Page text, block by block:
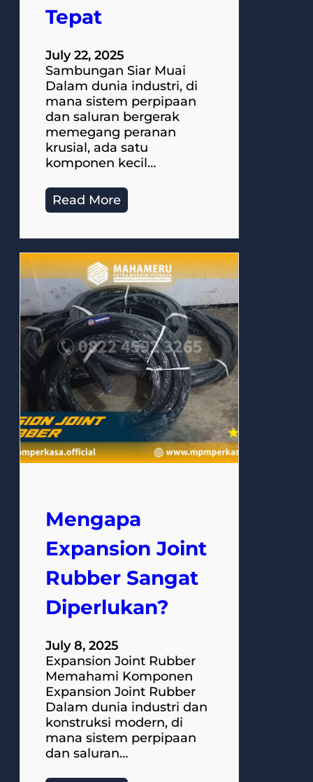
Tepat
July 22, 2025
Sambungan Siar Muai
Dalam dunia industri, di
mana sistem perpipaan
dan saluran bergerak
memegang peranan
krusial, ada satu
komponen kecil…
Read More
Mengapa
Expansion Joint
Rubber Sangat
Diperlukan?
July 8, 2025
Expansion Joint Rubber
Memahami Komponen
Expansion Joint Rubber
Dalam dunia industri dan
konstruksi modern, di
mana sistem perpipaan
dan saluran…